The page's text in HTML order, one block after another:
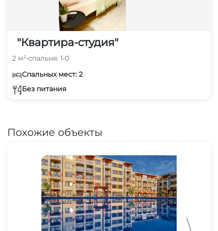
"Квартира-студия"
2 м²•спальня: 1•0
Спальных мест: 2
Без питания
Похожие объекты